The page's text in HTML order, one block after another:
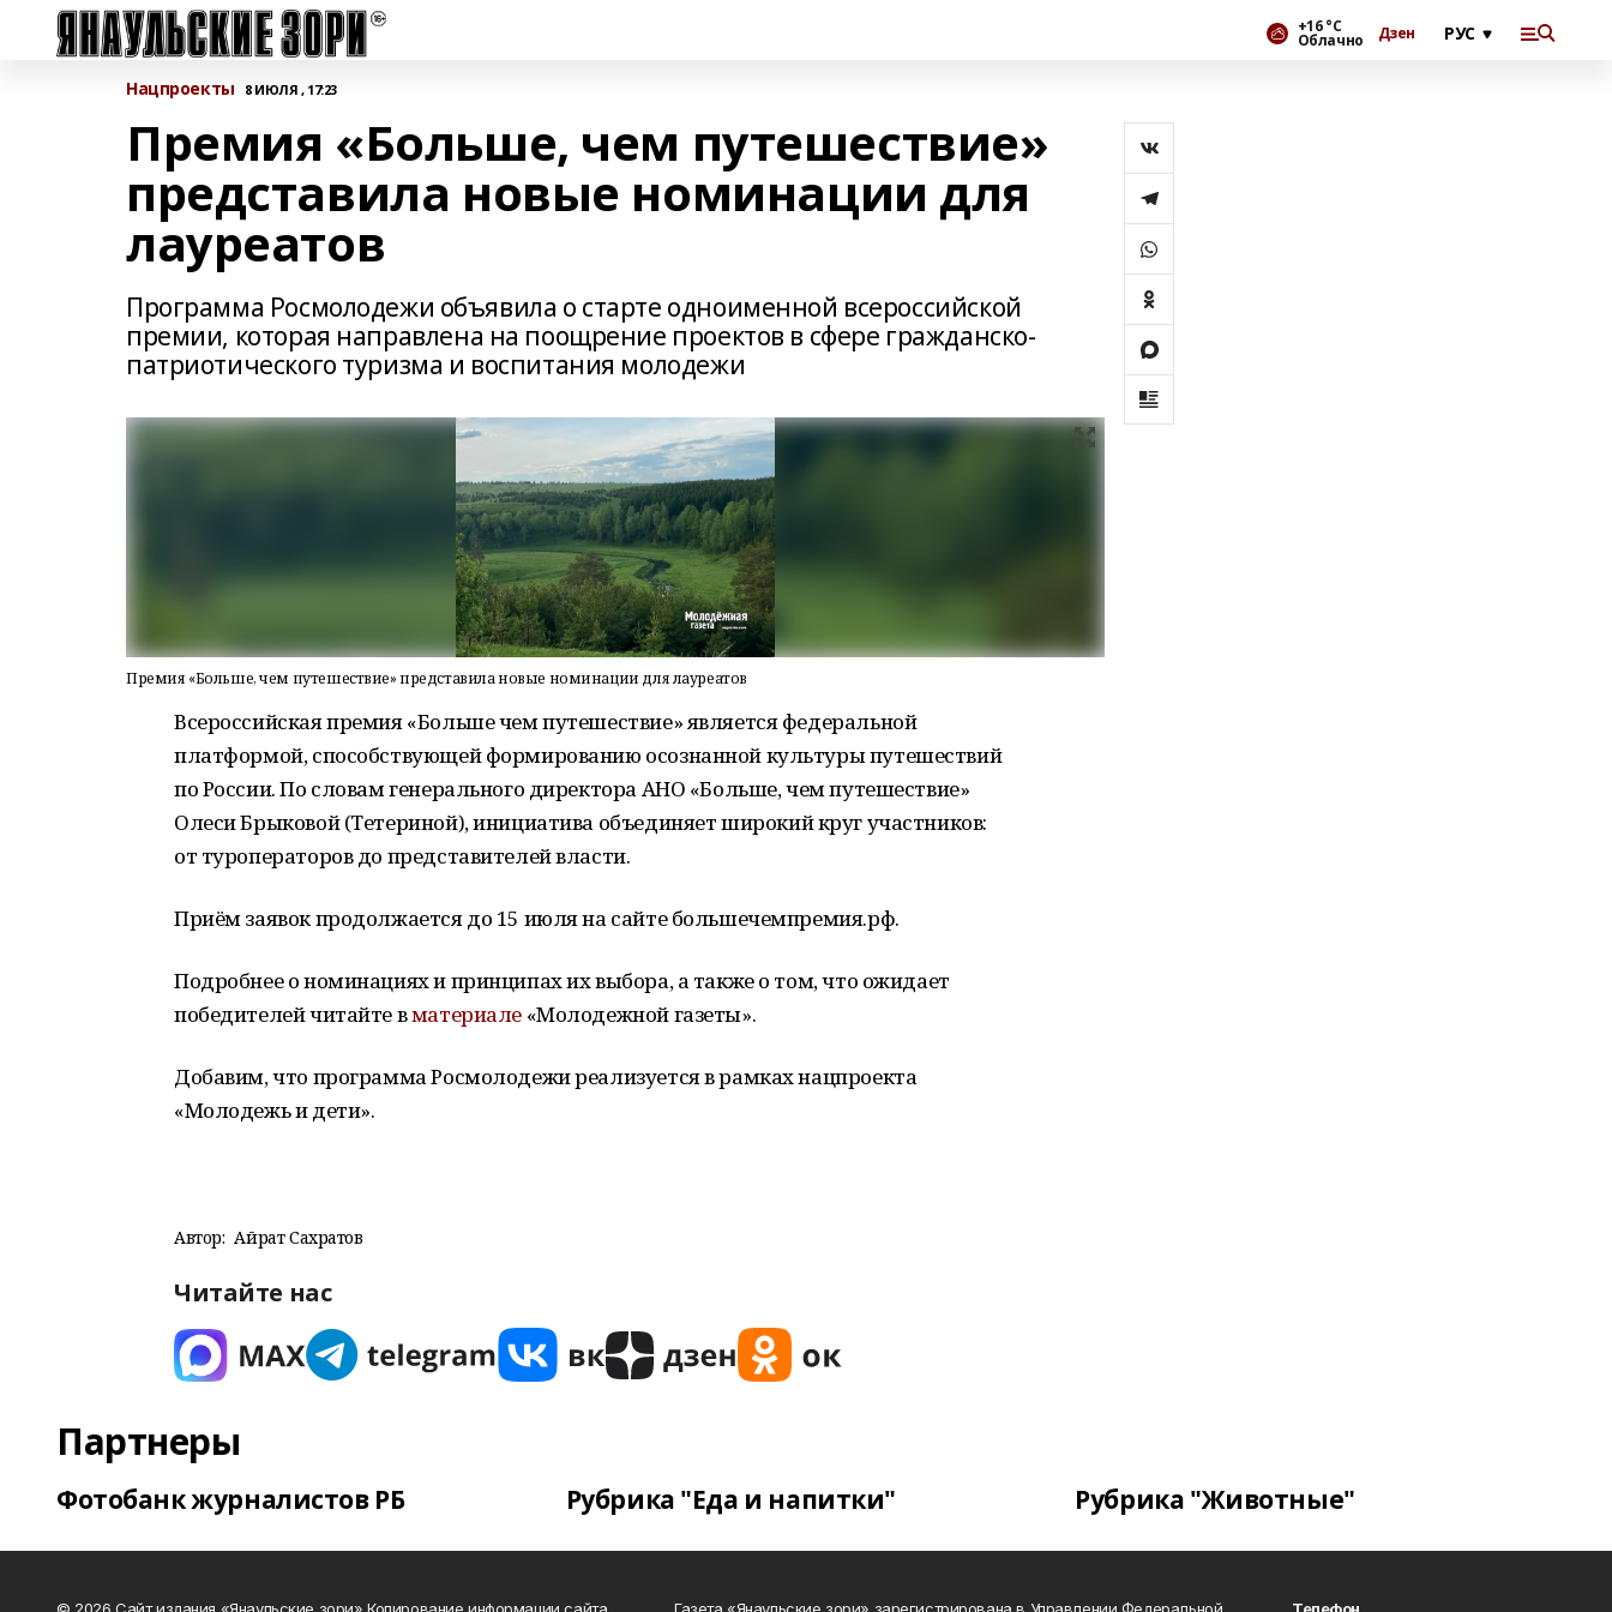
+16 °С
Облачно Дзен
Нацпроекты 8 ИЮЛЯ , 17:23
Премия «Больше, чем путешествие»
представила новые номинации для
лауреатов
Программа Росмолодежи объявила о старте одноименной всероссийской
премии, которая направлена на поощрение проектов в сфере гражданско-
патриотического туризма и воспитания молодежи
Премия «Больше, чем путешествие» представила новые номинации для лауреатов
Всероссийская премия «Больше чем путешествие» является федеральной
платформой, способствующейформированию осознанной культуры путешествий
по России. По словам генерального директора АНО «Больше, чем путешествие»
Олеси Брыковой (Тетериной),инициатива объединяет широкий круг участников:
от туроператоров до представителей власти.
Приём заявок продолжается до 15 июля на сайте большечемпремия.рф.
Подробнее о номинациях и принципах их выбора, а также о том, что ожидает
победителей читайте вматериале «Молодежной газеты».
Добавим, что программа Росмолодежи реализуется в рамках нацпроекта
«Молодежь и дети».
Автор: Айрат Сахратов
Читайте нас
Партнеры
Фотобанк журналистов РБ Рубрика "Еда и напитки" Рубрика "Животные"